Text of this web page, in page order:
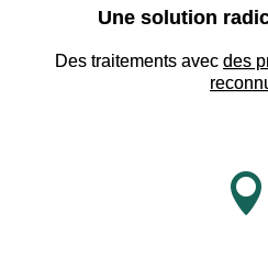
Une solution
Des traitements avec des
